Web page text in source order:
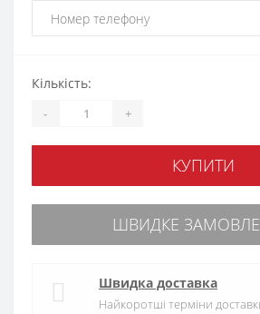
Кількість:
- +
КУПИТИ
ШВИДКЕ
Швидка доставка
Найкоротші терміни